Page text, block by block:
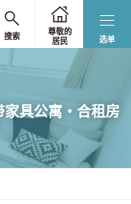
选单
搜索
尊敬的
居民
具公寓・合租房